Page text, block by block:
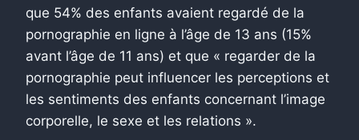
que 54% des enfants avaient regardé de la
pornographie en ligne à l’âge de 13 ans (15%
avant l’âge de 11 ans) et que « regarder de la
pornographie peut influencer les perceptions et
les sentiments des enfants concernant l’image
corporelle, le sexe et les relations ».